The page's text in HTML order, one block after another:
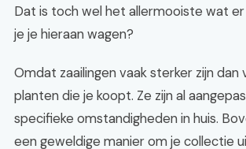
Dat is toch wel het allermooiste wat er
je je hieraan wagen?
Omdat zaailingen vaak sterker zijn dan
planten die je koopt. Ze zijn al
specifieke omstandigheden in huis.
een geweldige manier om je collectie